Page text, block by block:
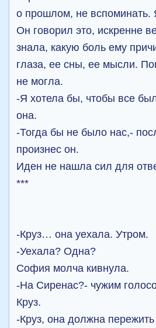
о прошлом, не
Он говорил это, искренне
знала, какую боль ему
глаза, ее сны, ее мысли.
не могла.
-Я хотела бы, чтобы все
она.
-Тогда бы не было нас,-
произнес он.
Иден не нашла сил для
***
-Круз… она уехала. Утром.
-Уехала? Одна?
София молча кивнула.
-На Сиренас?- чужим
Круз.
-Круз, она должна